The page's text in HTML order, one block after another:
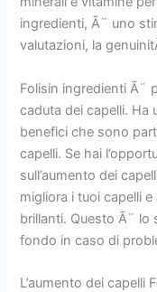
ingredienti, Ã¨ uno
valutazioni, la
Folisin ingredienti Ã¨
caduta dei capelli.
benefici che sono
capelli. Se hai
sull’aumento dei
migliora i tuoi capelli
brillanti. Questo Ã¨
fondo in caso di
L’aumento dei capelli